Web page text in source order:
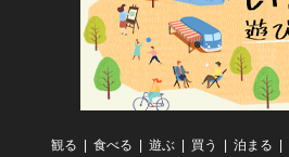
観る 食べる 遊ぶ 買う 泊まる